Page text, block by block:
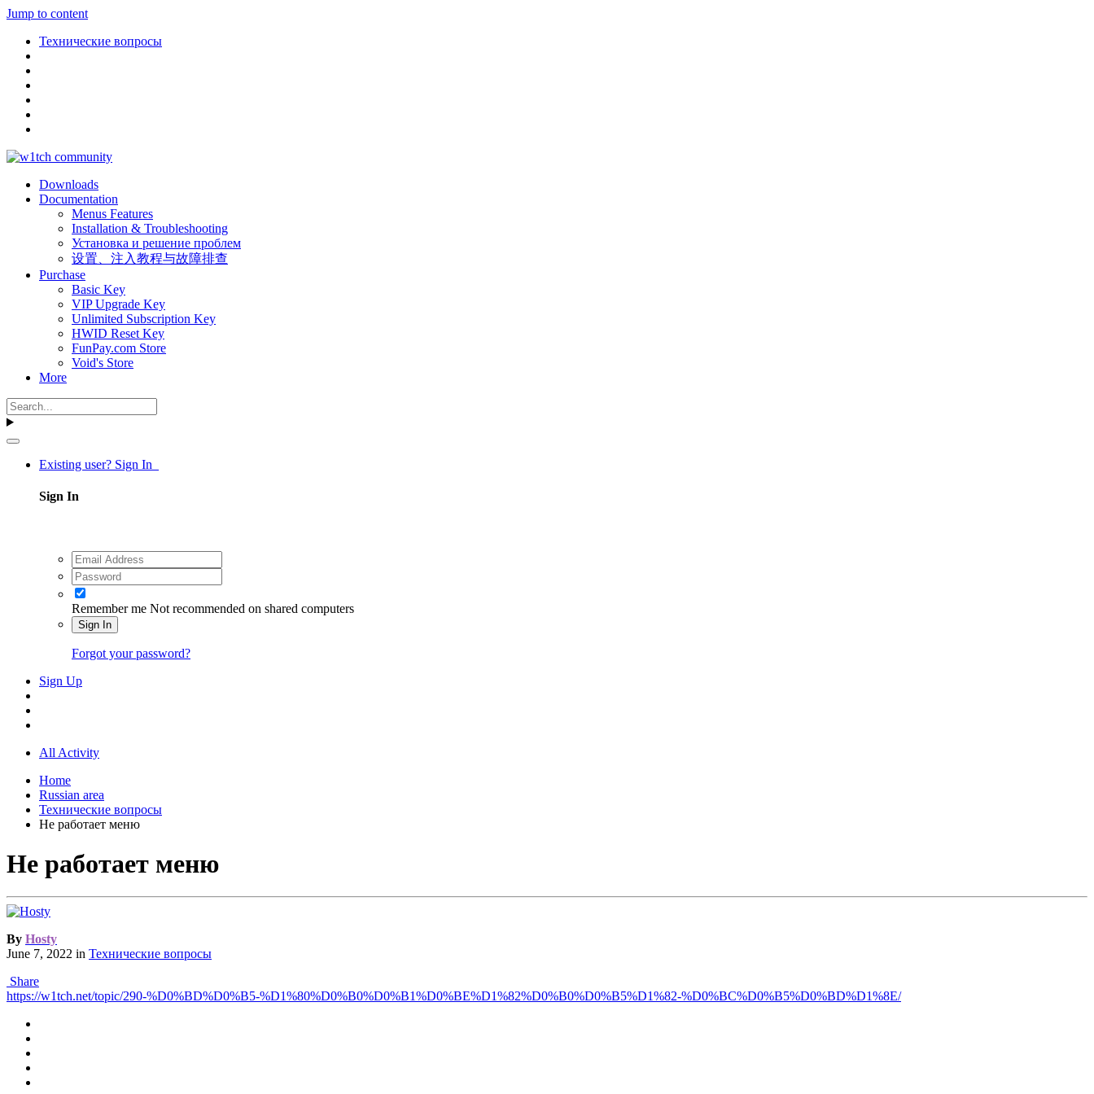
Jump to content
Технические вопросы
Downloads
Documentation
Menus Features
Installation & Troubleshooting
Установка и решение проблем
设置、注入教程与故障排查
Purchase
Basic Key
VIP Upgrade Key
Unlimited Subscription Key
HWID Reset Key
FunPay.com Store
Void's Store
More
Existing user? Sign In
Sign In
Remember me Not recommended on shared computers
Sign In
Forgot your password?
Sign Up
All Activity
Home
Russian area
Технические вопросы
Не работает меню
Не работает меню
By Hosty
June 7, 2022 in Технические вопросы
Share
https://w1tch.net/topic/290-%D0%BD%D0%B5-%D1%80%D0%B0%D0%B1%D0%BE%D1%82%D0%B0%D0%B5%D1%82-%D0%BC%D0%B5%D0%BD%D1%8E/